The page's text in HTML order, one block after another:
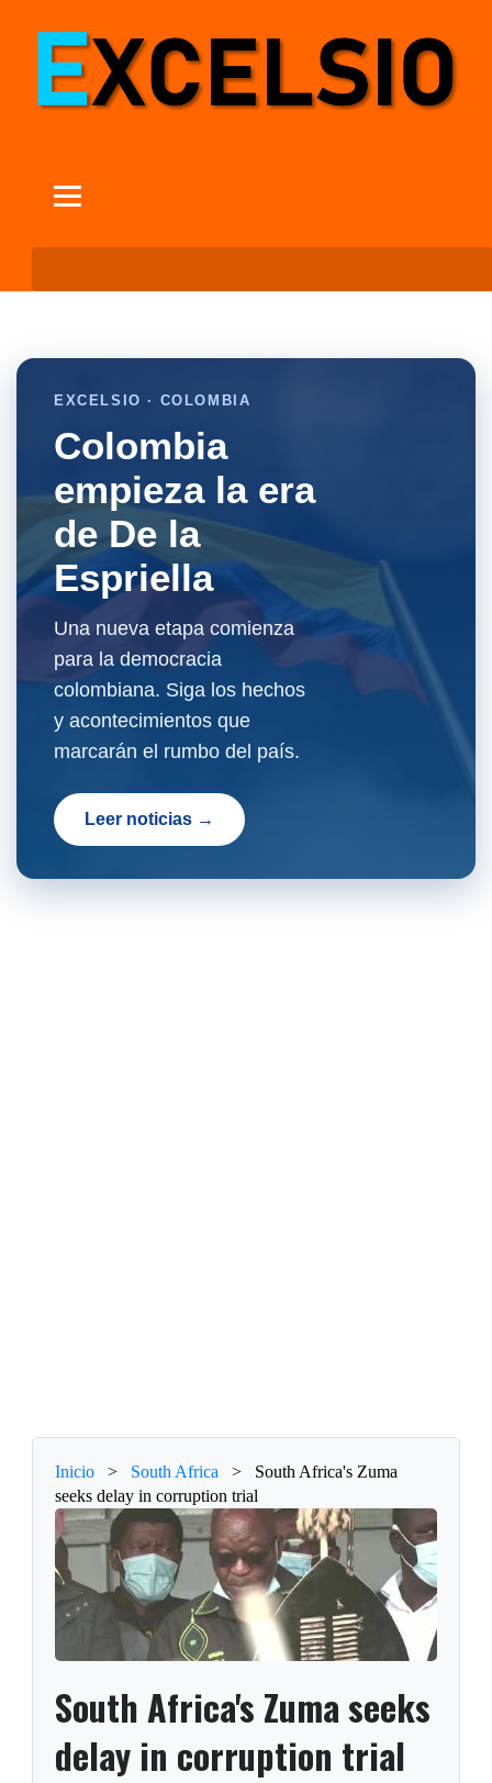
EXCELSIO · COLOMBIA
Colombia
empieza la era
de De la
Espriella
Una nueva etapa comienza
para la democracia
colombiana. Siga los hechos
y acontecimientos que
marcarán el rumbo del país.
Leer noticias →
Inicio > South Africa >
South Africa's Zuma
seeks delay in corruption trial
South Africa's Zuma seeks
delay in corruption trial